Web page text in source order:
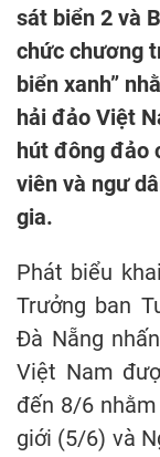
sát biển 2 và
chức chương
biển xanh”
hải đảo Việt
hút đông đảo
viên và ngư
gia.
Phát biểu
Trưởng ban
Đà Nẵng
Việt Nam
đến 8/6
giới (5/6) và